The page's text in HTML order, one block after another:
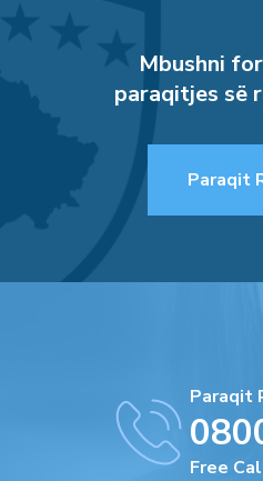
Mbushni
paraqitjes së
Paraqit
Paraqit
Free